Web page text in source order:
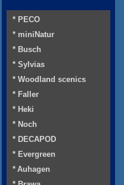
* PECO
* miniNatur
* Busch
* Sylvias
* Woodland scenics
* Faller
* Heki
* Noch
* DECAPOD
* Evergreen
* Auhagen